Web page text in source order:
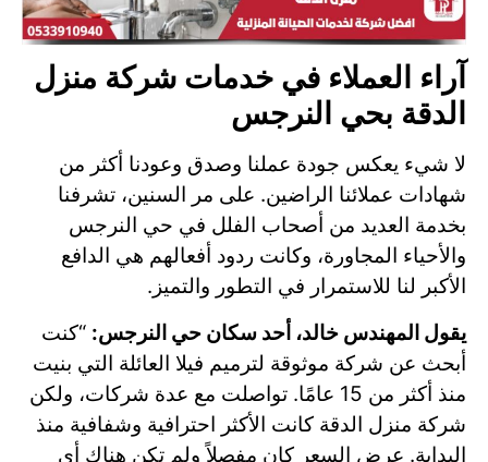
آراء العملاء في خدمات شركة منزل
الدقة بحي النرجس
لا شيء يعكس جودة عملنا وصدق وعودنا أكثر من
شهادات عملائنا الراضين. على مر السنين، تشرفنا
بخدمة العديد من أصحاب الفلل في حي النرجس
والأحياء المجاورة، وكانت ردود أفعالهم هي الدافع
الأكبر لنا للاستمرار في التطور والتميز.
يقول المهندس خالد، أحد سكان حي النرجس: “كنت
أبحث عن شركة موثوقة لترميم فيلا العائلة التي بنيت
منذ أكثر من 15 عامًا. تواصلت مع عدة شركات، ولكن
شركة منزل الدقة كانت الأكثر احترافية وشفافية منذ
البداية. عرض السعر كان مفصلاً ولم تكن هناك أي